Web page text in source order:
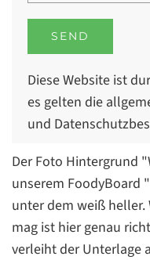
Diese Website ist
es gelten die
und
Der Foto Hintergrund
unserem FoodyBoard
unter dem weiß
mag ist hier genau
verleiht der Unterlage